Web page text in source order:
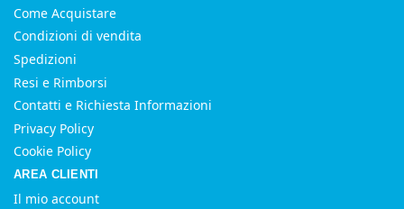
Come Acquistare
Condizioni di vendita
Spedizioni
Resi e Rimborsi
Contatti e Richiesta Informazioni
Privacy Policy
Cookie Policy
AREA CLIENTI
Il mio account